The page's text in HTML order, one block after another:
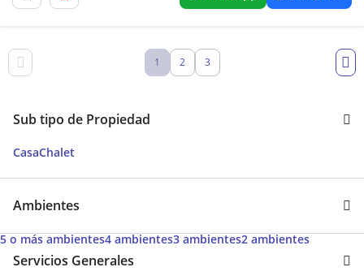
1 2 3
Sub tipo de Propiedad
CasaChalet
Ambientes
5 o más ambientes4 ambientes3 ambientes2 ambientes
Servicios Generales